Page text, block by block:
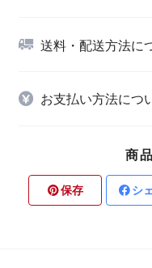
送料・配送方法に
お支払い方法につ
商
保存 シ